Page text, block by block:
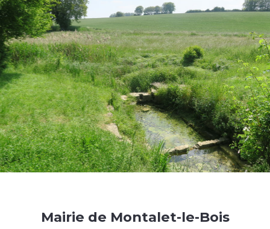
Mairie de Montalet-le-Bois